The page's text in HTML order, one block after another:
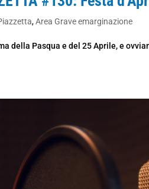
,Area Grave emarginazione
della Pasqua e del 25 Aprile, e